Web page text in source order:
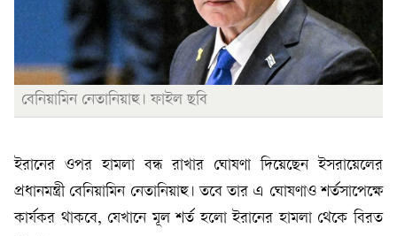
বেনিয়ামিন নেতানিয়াহু। ফাইল ছবি
ইরানের ওপর হামলা বন্ধ রাখার ঘোষণা দিয়েছেন ইসরায়েলের
প্রধানমন্ত্রী বেনিয়ামিন নেতানিয়াহু। তবে তার এ ঘোষণাও শর্তসাপেক্ষে
কার্যকর থাকবে, যেখানে মূল শর্ত হলো ইরানের হামলা থেকে বিরত